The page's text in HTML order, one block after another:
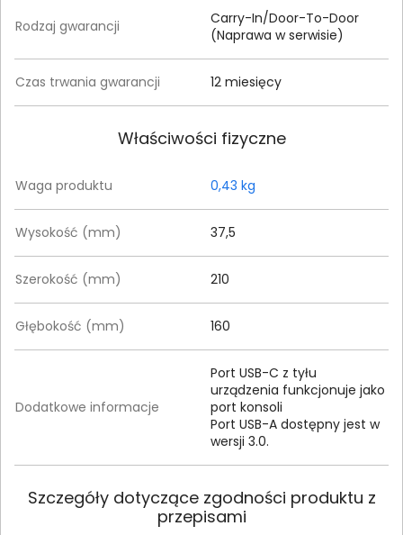
Rodzaj gwarancji
Carry-In/Door-To-Door
(Naprawa w serwisie)
Czas trwania gwarancji 12 miesięcy
Właściwości fizyczne
Waga produktu 0,43 kg
Wysokość (mm) 37,5
Szerokość (mm) 210
Głębokość (mm) 160
Dodatkowe informacje
Port USB-C z tyłu
urządzenia funkcjonuje jako
port konsoli
Port USB-A dostępny jest w
wersji 3.0.
Szczegóły dotyczące zgodności produktu z
przepisami